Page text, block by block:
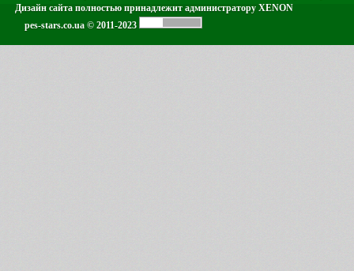
Дизайн сайта полностью принадлежит администратору XENON
pes-stars.co.ua © 2011-2023